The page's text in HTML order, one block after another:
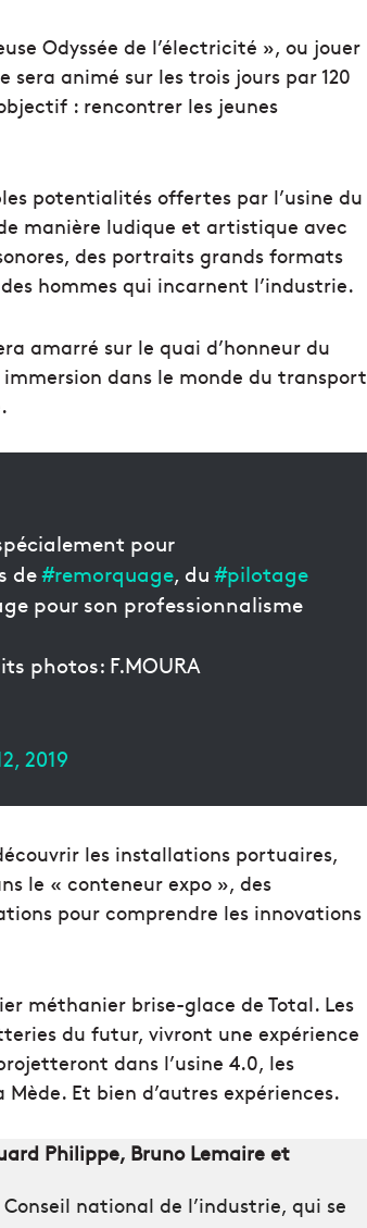
Odyssée de l’électricité », ou jouer
sera animé sur les trois jours par 120
: rencontrer les jeunes
potentialités offertes par l’usine du
manière ludique et artistique avec
des portraits grands formats
hommes qui incarnent l’industrie.
amarré sur le quai d’honneur du
dans le monde du transport
pour
de#remorquage, du#pilotage
pour son professionnalisme
photos: F.MOURA
2019
les installations portuaires,
le « conteneur expo », des
pour comprendre les innovations
méthanier brise-glace de Total. Les
du futur, vivront une expérience
dans l’usine 4.0, les
Et bien d’autres expériences.
Philippe, Bruno Lemaire et
national de l’industrie, qui se